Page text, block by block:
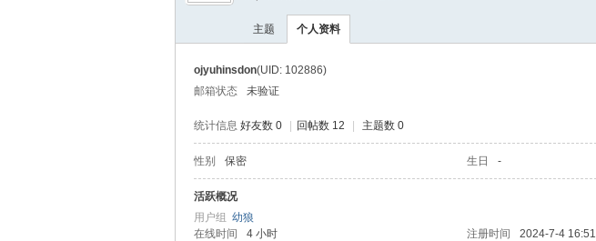
›
主题 个人资料
ojyuhinsdon(UID: 102886)
邮箱状态
未验证
统计信息 好友数 0 回帖数 12 主题数 0
性别 保密 生日 -
活跃概况
用户组 幼狼
在线时间
4 小时 注册时间 2024-7-4 16:51